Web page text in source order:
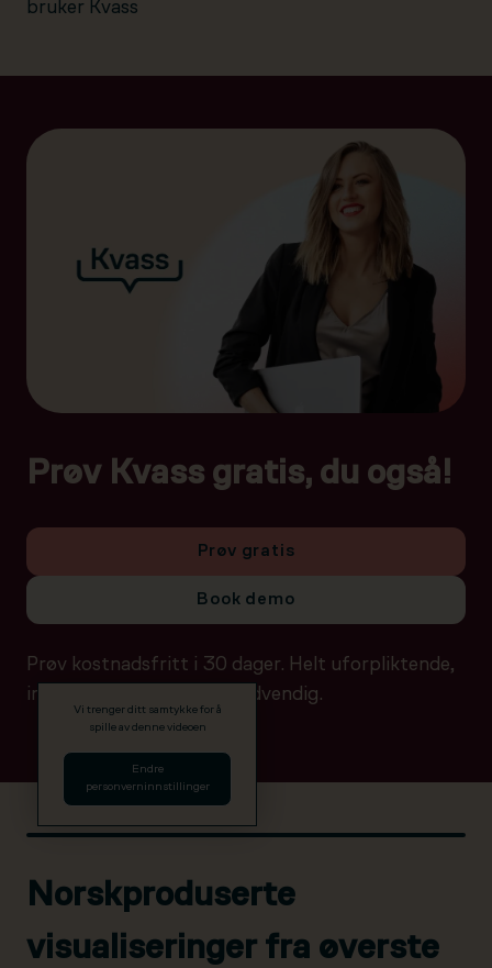
bruker Kvass
Prøv Kvass gratis, du også!
Prøv gratis
Book demo
Prøv kostnadsfritt i 30 dager. Helt uforpliktende,
ingen betalingsdetaljer nødvendig.
Vi trenger ditt samtykke for å
spille av denne videoen
Endre
personverninnstillinger
Norskproduserte
visualiseringer fra øverste